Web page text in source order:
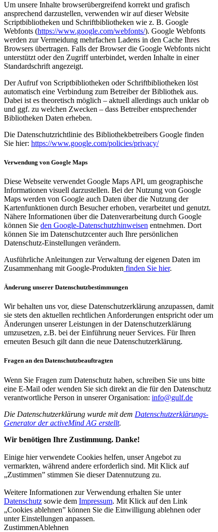
Um unsere Inhalte browserübergreifend korrekt und grafisch
ansprechend darzustellen, verwenden wir auf dieser Website
Scriptbibliotheken und Schriftbibliotheken wie z. B. Google
Webfonts (https://www.google.com/webfonts/). Google Webfonts
werden zur Vermeidung mehrfachen Ladens in den Cache Ihres
Browsers übertragen. Falls der Browser die Google Webfonts nicht
unterstützt oder den Zugriff unterbindet, werden Inhalte in einer
Standardschrift angezeigt.
Der Aufruf von Scriptbibliotheken oder Schriftbibliotheken löst
automatisch eine Verbindung zum Betreiber der Bibliothek aus.
Dabei ist es theoretisch möglich – aktuell allerdings auch unklar ob
und ggf. zu welchen Zwecken – dass Betreiber entsprechender
Bibliotheken Daten erheben.
Die Datenschutzrichtlinie des Bibliothekbetreibers Google finden
Sie hier: https://www.google.com/policies/privacy/
Verwendung von Google Maps
Diese Webseite verwendet Google Maps API, um geographische
Informationen visuell darzustellen. Bei der Nutzung von Google
Maps werden von Google auch Daten über die Nutzung der
Kartenfunktionen durch Besucher erhoben, verarbeitet und genutzt.
Nähere Informationen über die Datenverarbeitung durch Google
können Sie den Google-Datenschutzhinweisen entnehmen. Dort
können Sie im Datenschutzcenter auch Ihre persönlichen
Datenschutz-Einstellungen verändern.
Ausführliche Anleitungen zur Verwaltung der eigenen Daten im
Zusammenhang mit Google-Produkten finden Sie hier.
Änderung unserer Datenschutzbestimmungen
Wir behalten uns vor, diese Datenschutzerklärung anzupassen, damit
sie stets den aktuellen rechtlichen Anforderungen entspricht oder um
Änderungen unserer Leistungen in der Datenschutzerklärung
umzusetzen, z.B. bei der Einführung neuer Services. Für Ihren
erneuten Besuch gilt dann die neue Datenschutzerklärung.
Fragen an den Datenschutzbeauftragten
Wenn Sie Fragen zum Datenschutz haben, schreiben Sie uns bitte
eine E-Mail oder wenden Sie sich direkt an die für den Datenschutz
verantwortliche Person in unserer Organisation: info@gulf.de
Die Datenschutzerklärung wurde mit dem Datenschutzerklärungs-
Generator der activeMind AG erstellt.
Wir benötigen Ihre Zustimmung. Danke!
Einige hier verwendete Cookies helfen, unser Angebot zu
vermarkten, während andere erforderlich sind. Mit Klick auf
„Zustimmen” stimmen Sie dieser Datennutzung zu.
Weitere Informationen zur Verwendung erhalten Sie unter
Datenschutz sowie dem Impressum. Mit Klick auf den Link
„Cookies ablehnen” können Sie die Einwilligung ablehnen oder
unterEinstellungen anpassen.
ZustimmenAblehnen